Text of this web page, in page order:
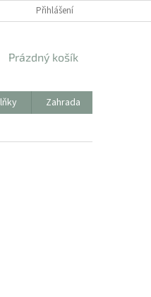
PRO VRÁCENÍ ZBOŽÍ/REKLAMACI
Přihlášení
NÁKUPNÍ
Prázdný košík
Zahrada